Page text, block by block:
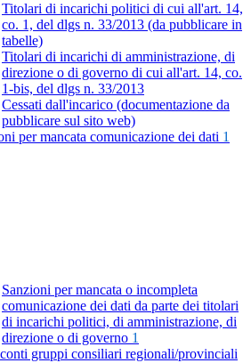
Titolari di incarichi politici di cui all'art. 14,
co. 1, del dlgs n. 33/2013 (da pubblicare in
tabelle)
Titolari di incarichi di amministrazione, di
direzione o di governo di cui all'art. 14, co.
1-bis, del dlgs n. 33/2013
Cessati dall'incarico (documentazione da
pubblicare sul sito web)
per mancata comunicazione dei dati 1
Sanzioni per mancata o incompleta
comunicazione dei dati da parte dei titolari
di incarichi politici, di amministrazione, di
direzione o di governo 1
gruppi consiliari regionali/provinciali